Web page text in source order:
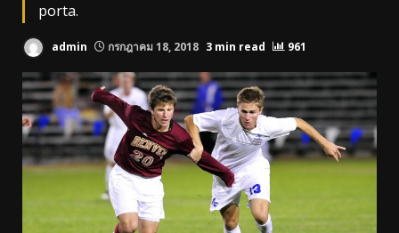
porta.
admin กรกฎาคม 18, 2018 3 min read 961